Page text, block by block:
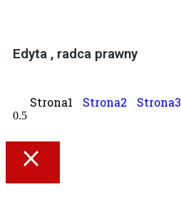
Edyta , radca prawny
Strona1 Strona2 Strona3